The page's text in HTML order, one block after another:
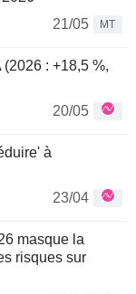
21/05
MT
: +18,5 %,
20/05
à
23/04
masque la
risques sur